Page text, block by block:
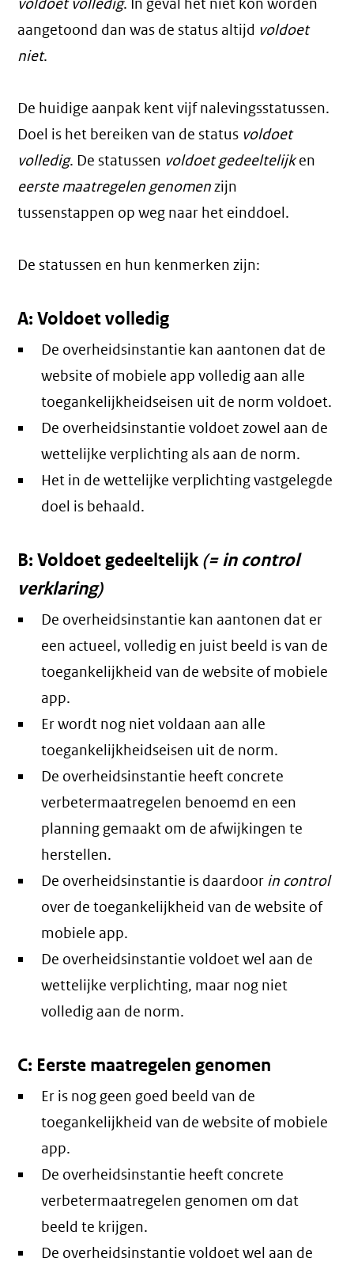
voldoet volledig. In geval het niet kon worden
aangetoond dan was de status altijd voldoet
niet.
De huidige aanpak kent vijf nalevingsstatussen.
Doel is het bereiken van de status voldoet
volledig. De statussen voldoet gedeeltelijken
eerste maatregelen genomenzijn
tussenstappen op weg naar het einddoel.
De statussen en hun kenmerken zijn:
A: Voldoet volledig
De overheidsinstantie kan aantonen dat de
website of mobiele app volledig aan alle
toegankelijkheidseisen uit de norm voldoet.
De overheidsinstantie voldoet zowel aan de
wettelijke verplichting als aan de norm.
Het in de wettelijke verplichting vastgelegde
doel is behaald.
B: Voldoet gedeeltelijk(= in control
verklaring)
De overheidsinstantie kan aantonen dat er
een actueel, volledig en juist beeld is van de
toegankelijkheid van de website of mobiele
app.
Er wordt nog niet voldaan aan alle
toegankelijkheidseisen uit de norm.
De overheidsinstantie heeft concrete
verbetermaatregelen benoemd en een
planning gemaakt om de afwijkingen te
herstellen.
De overheidsinstantie is daardoor in control
over de toegankelijkheid van de website of
mobiele app.
De overheidsinstantie voldoet wel aan de
wettelijke verplichting, maar nog niet
volledig aan de norm.
C: Eerste maatregelen genomen
Er is nog geen goed beeld van de
toegankelijkheid van de website of mobiele
app.
De overheidsinstantie heeft concrete
verbetermaatregelen genomen om dat
beeld te krijgen.
De overheidsinstantie voldoet wel aan de